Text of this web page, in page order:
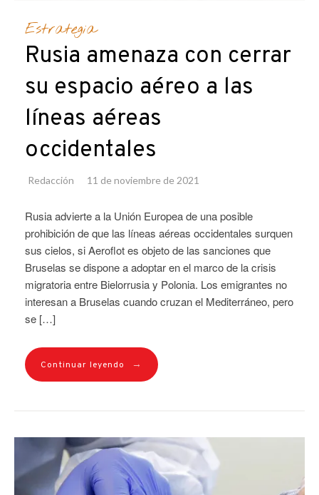
Estrategia
Rusia amenaza con cerrar
su espacio aéreo a las
líneas aéreas
occidentales
Redacción 11 de noviembre de 2021
Rusia advierte a la Unión Europea de una posible
prohibición de que las líneas aéreas occidentales surquen
sus cielos, si Aeroflot es objeto de las sanciones que
Bruselas se dispone a adoptar en el marco de la crisis
migratoria entre Bielorrusia y Polonia. Los emigrantes no
interesan a Bruselas cuando cruzan el Mediterráneo, pero
se […]
Continuar leyendo →